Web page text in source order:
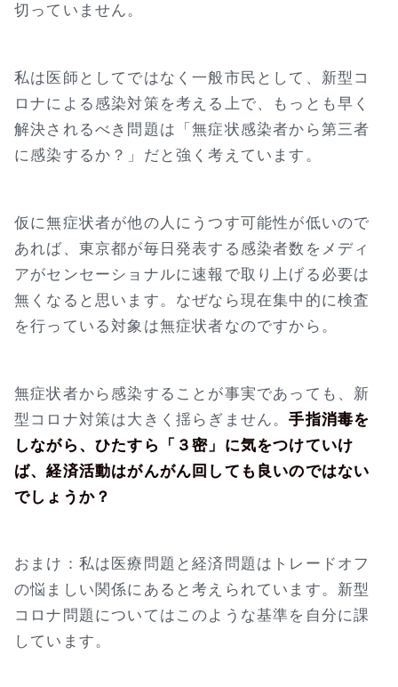
切っていません。
私は医師としてではなく一般市民として、新型コ
ロナによる感染対策を考える上で、もっとも早く
解決されるべき問題は「無症状感染者から第三者
に感染するか？」だと強く考えています。
仮に無症状者が他の人にうつす可能性が低いので
あれば、東京都が毎日発表する感染者数をメディ
アがセンセーショナルに速報で取り上げる必要は
無くなると思います。なぜなら現在集中的に検査
を行っている対象は無症状者なのですから。
無症状者から感染することが事実であっても、新
型コロナ対策は大きく揺らぎません。手指消毒を
しながら、ひたすら「３密」に気をつけていけ
ば、経済活動はがんがん回しても良いのではない
でしょうか？
おまけ：私は医療問題と経済問題はトレードオフ
の悩ましい関係にあると考えられています。新型
コロナ問題についてはこのような基準を自分に課
しています。